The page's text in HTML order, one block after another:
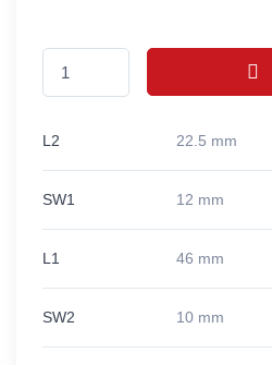
L2 22.5 mm
SW1 12 mm
L1 46 mm
SW2 10 mm